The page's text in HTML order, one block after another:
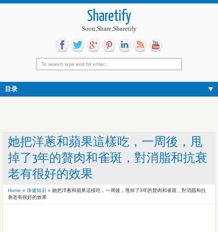
Sharetify
Soon,Share,Sharetify
目录
她把洋蔥和蘋果這樣吃，一周後，甩
掉了3年的贅肉和雀斑，對消脂和抗衰
老有很好的效果
Home » 保健知识 » 她把洋蔥和蘋果這樣吃，一周後，甩掉了3年的贅肉和雀斑，對消脂和抗
衰老有很好的效果